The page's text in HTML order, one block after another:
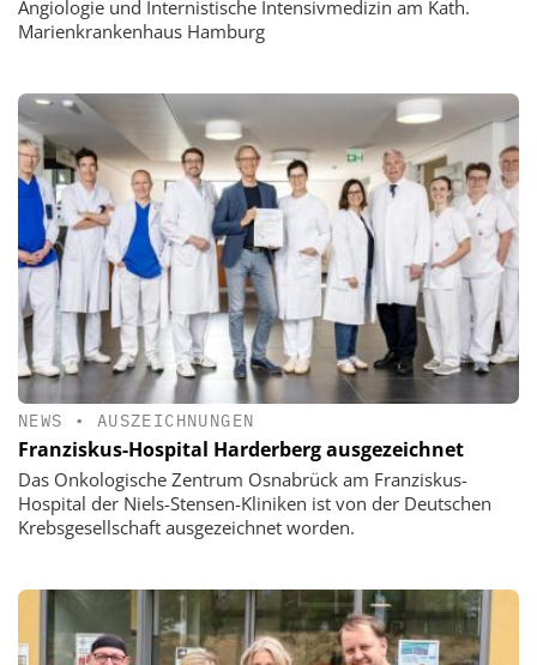
Angiologie und Internistische Intensivmedizin am Kath.
Marienkrankenhaus Hamburg
NEWS • AUSZEICHNUNGEN
Franziskus-Hospital Harderberg ausgezeichnet
Das Onkologische Zentrum Osnabrück am Franziskus-
Hospital der Niels-Stensen-Kliniken ist von der Deutschen
Krebsgesellschaft ausgezeichnet worden.